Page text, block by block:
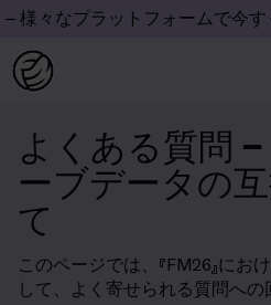
々なプラットフォームで今すぐ
よくある質問 –
ーブデータの
て
このページでは、『FM26』にお
して、よく寄せられる質問への